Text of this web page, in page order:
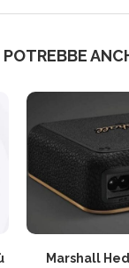
POTREBBE
Marshall